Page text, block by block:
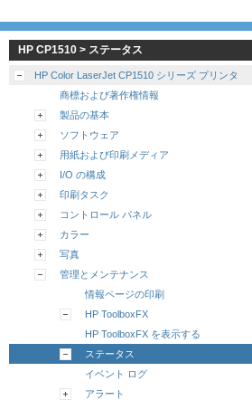
HP CP1510 > ステータス
HP Color LaserJet CP1510 シリーズ プリンタ
商標および著作権情報
製品の基本
ソフトウェア
用紙および印刷メディア
I/O の構成
印刷タスク
コントロール パネル
カラー
写真
管理とメンテナンス
情報ページの印刷
HP ToolboxFX
HP ToolboxFX を表示する
ステータス
イベント ログ
アラート